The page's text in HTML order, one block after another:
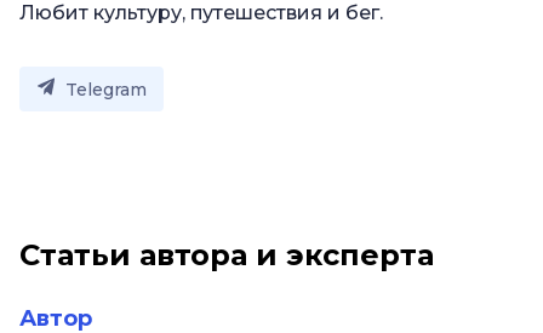
Любит культуру, путешествия и бег.
Telegram
Статьи автора и эксперта
Автор